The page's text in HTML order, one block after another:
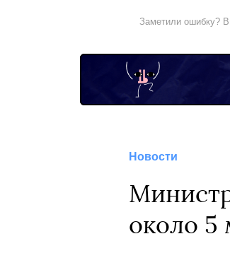
Заметили ошибку?
Новости
около 5